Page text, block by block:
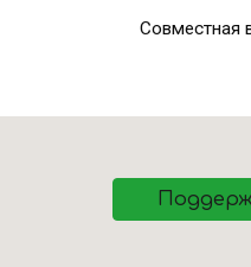
Совместная